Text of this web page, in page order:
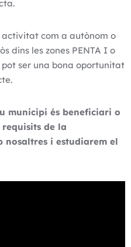
com a autònom o
dins les zones PENTA I o
ser una bona oportunitat
municipi és beneficiari o
requisits de la
nosaltres i estudiarem el